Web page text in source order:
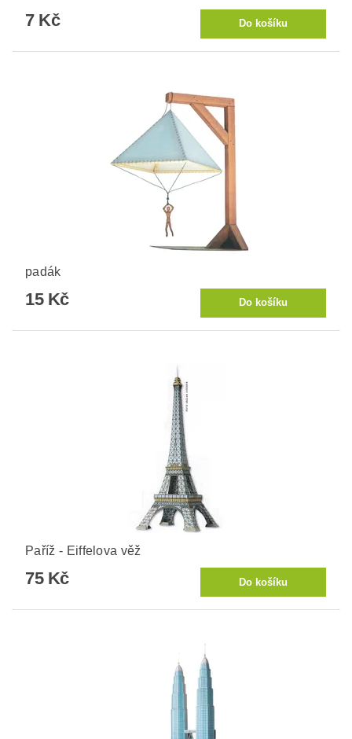
7 Kč
padák
15 Kč
Paříž - Eiffelova věž
75 Kč